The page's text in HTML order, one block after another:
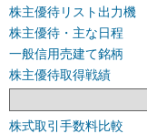
株主優待リスト出力機
株主優待・主な日程
一般信用売建て銘柄
株主優待取得戦績
株式取引手数料比較